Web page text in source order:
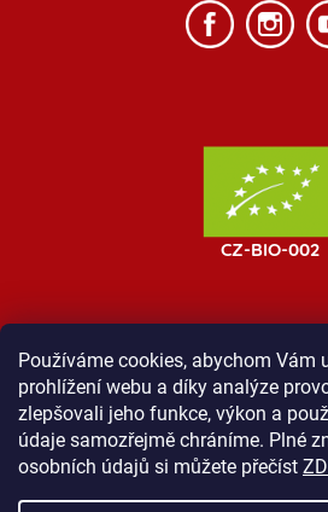
Používáme cookies, abychom Vám
prohlížení webu a díky analýze
zlepšovali jeho funkce, výkon a
údaje samozřejmě chráníme. Plné
osobních údajů si můžete přečíst
MOST ProTibet Vše o nákupu
Zásady ochrany osobních